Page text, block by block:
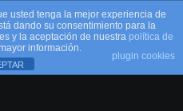
Todos los derechos
usted tenga la mejor experiencia de
dando su consentimiento para la
y la aceptación de nuestra política de
información.
plugin cookies